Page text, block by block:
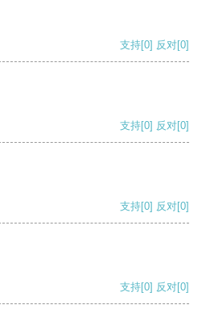
支持[0] 反对[0]
支持[0] 反对[0]
支持[0] 反对[0]
支持[0] 反对[0]